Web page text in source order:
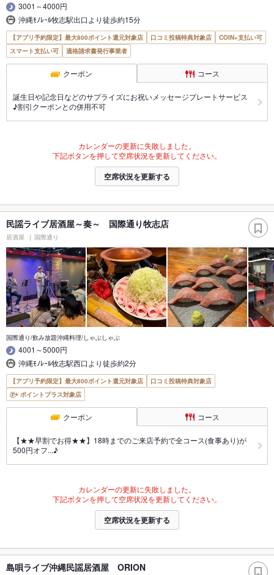
3001～4000円
沖縄ﾓﾉﾚｰﾙ牧志駅出口より徒歩約15分
【アプリ予約限定】最大800ポイント還元対象店 口コミ投稿特典対象店
COIN+支払い可
スマート支払い可
適格請求書発行事業者
クーポン コース
誕生日や記念日などのサプライズにお祝いメッセージプレートサービス
♪割引クーポンとの併用不可
カレンダーの更新に失敗しました。
下記ボタンを押して空席状況を更新してください。
空席状況を更新する
民謡ライブ居酒屋～奏～ 国際通り牧志店
居酒屋 国際通り
国際通り/飲み放題沖縄料理/しゃぶしゃぶ
4001～5000円
沖縄ﾓﾉﾚｰﾙ牧志駅西口より徒歩約2分
【アプリ予約限定】最大800ポイント還元対象店
口コミ投稿特典対象店
ポイントプラス対象店
クーポン コース
【★★早割でお得★★】18時までのご来店予約で全コース(食事あり)が
500円オフ...♪
カレンダーの更新に失敗しました。
下記ボタンを押して空席状況を更新してください。
空席状況を更新する
島唄ライブ沖縄民謡居酒屋 ORION